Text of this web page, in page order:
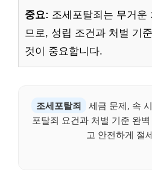
중요: 조세포탈죄는 무거운
므로, 성립 조건과 처벌 기
것이 중요합니다.
조세포탈죄
세금 문제, 속
포탈죄 요건과 처벌 기준 완
고 안전하게 절